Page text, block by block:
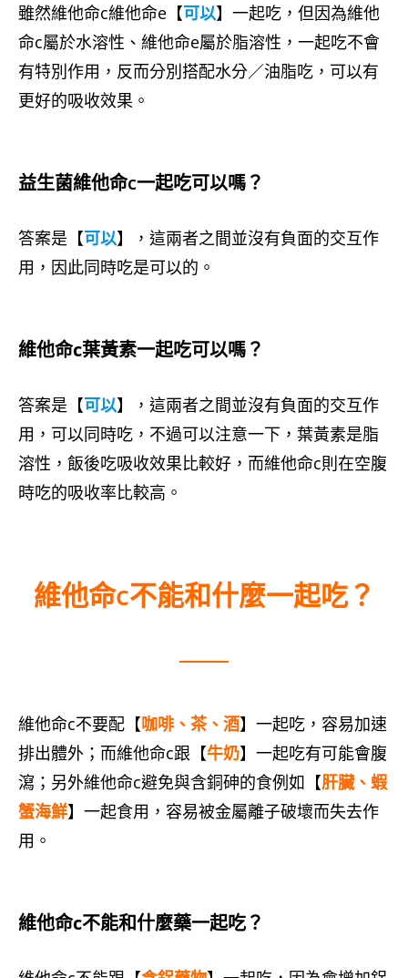
雖然維他命c維他命e【可以】一起吃，但因為維他
命c屬於水溶性、維他命e屬於脂溶性，一起吃不會
有特別作用，反而分別搭配水分／油脂吃，可以有
更好的吸收效果。
益生菌維他命c一起吃可以嗎？
答案是【可以】，這兩者之間並沒有負面的交互作
用，因此同時吃是可以的。
維他命c葉黃素一起吃可以嗎？
答案是【可以】，這兩者之間並沒有負面的交互作
用，可以同時吃，不過可以注意一下，葉黃素是脂
溶性，飯後吃吸收效果比較好，而維他命c則在空腹
時吃的吸收率比較高。
維他命c不能和什麼一起吃？
維他命c不要配【咖啡、茶、酒】一起吃，容易加速
排出體外；而維他命c跟【牛奶】一起吃有可能會腹
瀉；另外維他命c避免與含銅砷的食例如【肝臟、蝦
蟹海鮮】一起食用，容易被金屬離子破壞而失去作
用。
維他命c不能和什麼藥一起吃？